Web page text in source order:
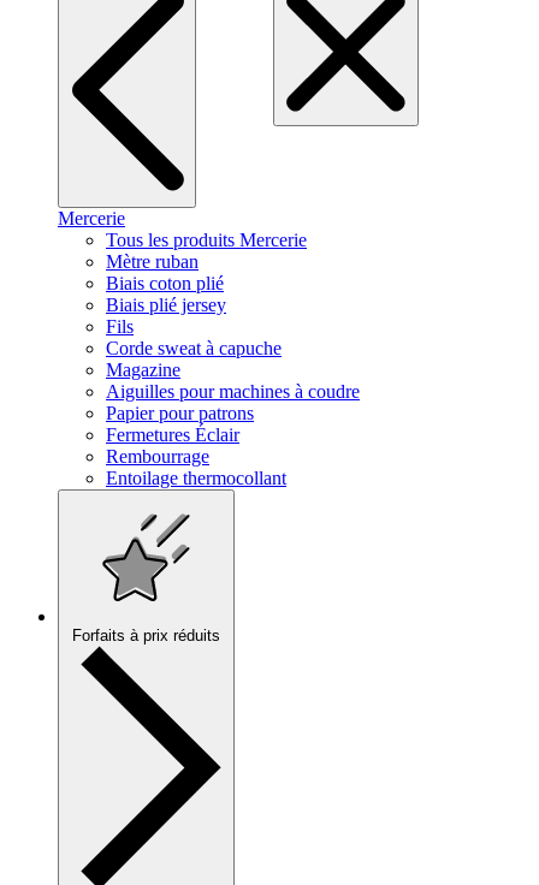
Mercerie
Tous les produits Mercerie
Mètre ruban
Biais coton plié
Biais plié jersey
Fils
Corde sweat à capuche
Magazine
Aiguilles pour machines à coudre
Papier pour patrons
Fermetures Éclair
Rembourrage
Entoilage thermocollant
Forfaits à prix réduits